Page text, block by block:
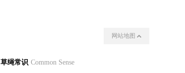
网站地图
草绳常识 Common Sense